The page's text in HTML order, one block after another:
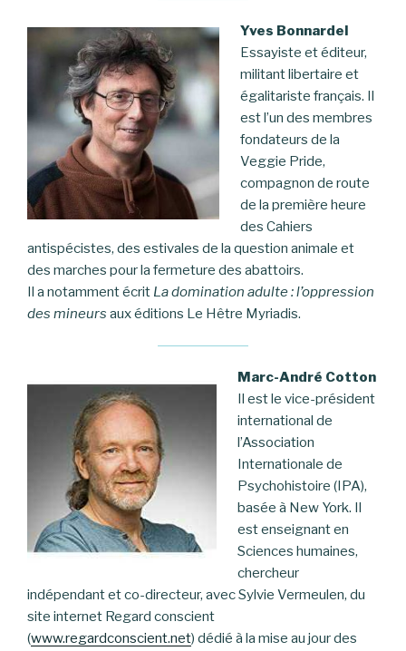
Yves Bonnardel
Essayiste et éditeur,
militant libertaire et
égalitariste français. Il
est l’un des membres
fondateurs de la
Veggie Pride,
compagnon de route
de la première heure
des Cahiers
antispécistes, des estivales de la question animale et
des marches pour la fermeture des abattoirs.
Il a notamment écrit La domination adulte : l’oppression
des mineurs aux éditions Le Hêtre Myriadis.
Marc-André Cotton
Il est le vice-président
international de
l’Association
Internationale de
Psychohistoire (IPA),
basée à New York. Il
est enseignant en
Sciences humaines,
chercheur
indépendant et co-directeur, avec Sylvie Vermeulen, du
site internet Regard conscient
(www.regardconscient.net) dédié à la mise au jour des